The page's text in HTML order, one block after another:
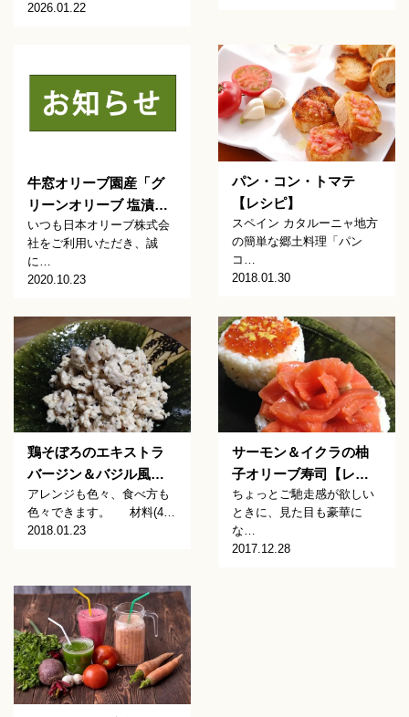
2026.01.22
牛窓オリーブ園産「グ
リーンオリーブ 塩漬…
いつも日本オリーブ株式会
社をご利用いただき、誠
に…
2020.10.23
パン・コン・トマテ
【レシピ】
スペイン カタルーニャ地方
の簡単な郷土料理「パン
コ…
2018.01.30
鶏そぼろのエキストラ
バージン＆バジル風…
アレンジも色々、食べ方も
色々できます。 材料(4…
2018.01.23
サーモン＆イクラの柚
子オリーブ寿司【レ…
ちょっとご馳走感が欲しい
ときに、見た目も豪華に
な…
2017.12.28